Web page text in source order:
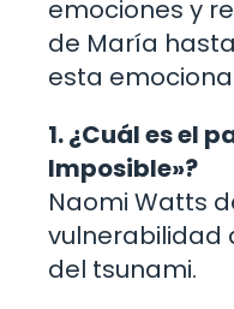
emociones y
de María
esta
1. ¿Cuál es el
Imposible»?
Naomi Watts
vulnerabilidad
del tsunami.